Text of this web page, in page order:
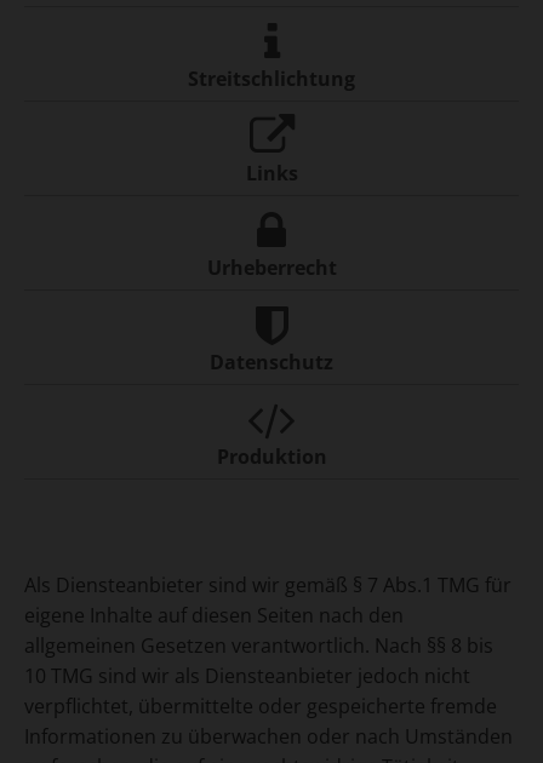
Streitschlichtung
Links
Urheberrecht
Datenschutz
Produktion
Als Diensteanbieter sind wir gemäß § 7 Abs.1 TMG für
eigene Inhalte auf diesen Seiten nach den
allgemeinen Gesetzen verantwortlich. Nach §§ 8 bis
10 TMG sind wir als Diensteanbieter jedoch nicht
verpflichtet, übermittelte oder gespeicherte fremde
Informationen zu überwachen oder nach Umständen